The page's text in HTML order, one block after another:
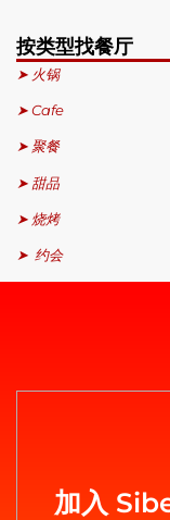
按类型找餐厅
➤ 火锅
➤ Cafe
➤ 聚餐
➤ 甜品
➤ 烧烤
➤ 约会
加入